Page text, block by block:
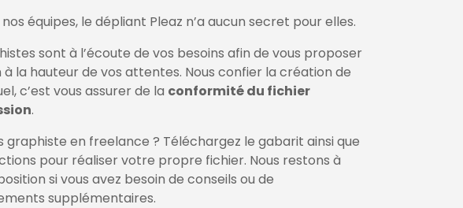
équipes, le dépliant Pleaz n’a aucun secret pour elles.
sont à l’écoute de vos besoins afin de vous proposer
à la hauteur de vos attentes. Nous confier la création de
c’est vous assurer de la conformité du fichier
.
graphiste en freelance ? Téléchargez le gabarit ainsi que
pour réaliser votre propre fichier. Nous restons à
si vous avez besoin de conseils ou de
supplémentaires.